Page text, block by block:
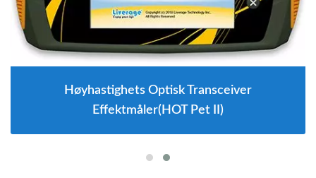
Høyhastighets Optisk Transceiver
Effektmåler(HOT Pet II)